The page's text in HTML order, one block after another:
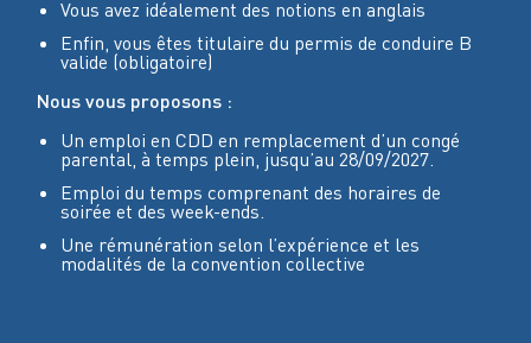
Vous avez idéalement des notions en anglais
Enfin, vous êtes titulaire du permis de conduire B
valide (obligatoire)
Nous vous proposons :
Un emploi en CDD en remplacement d’un congé
parental, à temps plein, jusqu’au 28/09/2027.
Emploi du temps comprenant des horaires de
soirée et des week-ends.
Une rémunération selon l’expérience et les
modalités de la convention collective